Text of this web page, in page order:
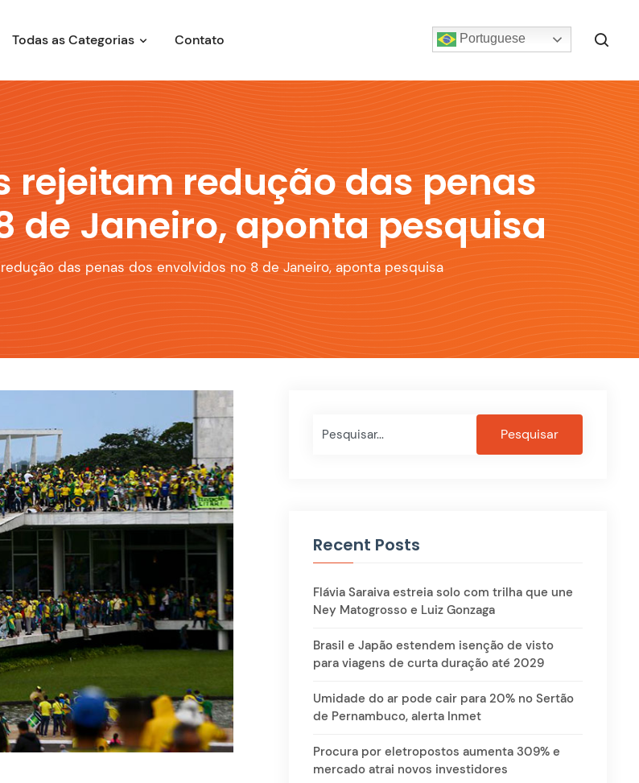
Todas as Categorias Contato Portuguese
rejeitam redução das penas
de Janeiro, aponta pesquisa
das penas dos envolvidos no 8 de Janeiro, aponta pesquisa
Pesquisar Pesquisar
Recent Posts
Flávia Saraiva estreia solo com trilha que une
Ney Matogrosso e Luiz Gonzaga
Brasil e Japão estendem isenção de visto
para viagens de curta duração até 2029
Umidade do ar pode cair para 20% no Sertão
de Pernambuco, alerta Inmet
Procura por eletropostos aumenta 309% e
mercado atrai novos investidores